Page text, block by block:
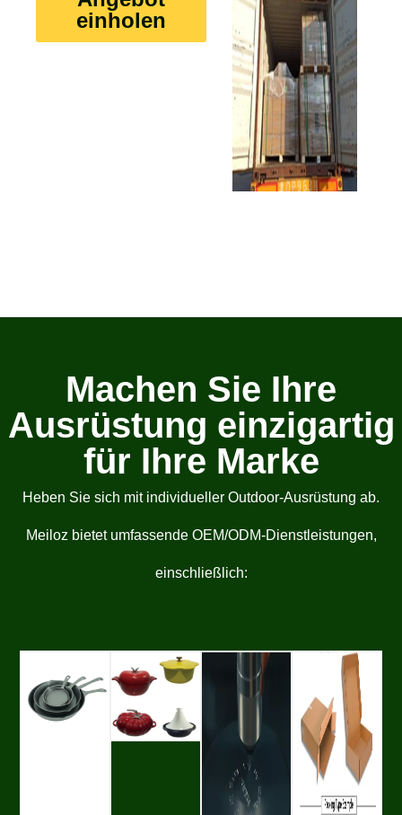
einholen
Machen Sie Ihre
Ausrüstung einzigartig
für Ihre Marke
Heben Sie sich mit individueller Outdoor-Ausrüstung ab.
Meiloz bietet umfassende OEM/ODM-Dienstleistungen,
einschließlich: